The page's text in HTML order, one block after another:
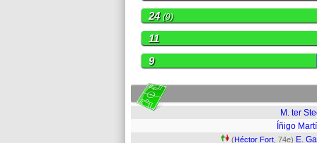
24 (9)
11
9
M. ter
Íñigo
(Héctor Fort , 74e) E.